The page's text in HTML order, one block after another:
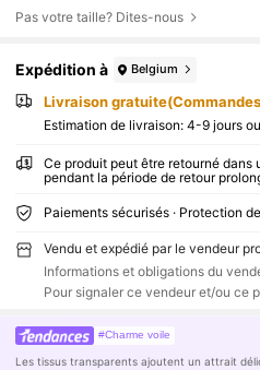
Pas votre taille? Dites-nous
Expédition à Belgium
Livraison
Estimation de livraison: 4-9 jours
Ce produit peut être retourné dans
pendant la période de retour
Paiements sécurisés · Protection
Vendu et expédié par le vendeur
Informations et obligations du
Pour signaler ce vendeur et/ou ce
#Charme voile
Les tissus transparents ajoutent un attrait